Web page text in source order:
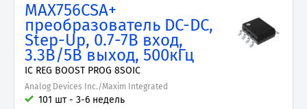
MAX756CSA+
преобразователь DC-DC,
Step-Up, 0.7-7В вход,
3.3В/5В выход, 500кГц
IC REG BOOST PROG 8SOIC
Analog Devices Inc./Maxim Integrated
101 шт - 3-6 недель